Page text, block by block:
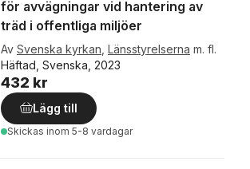
för avvägningar vid hantering av
träd i offentliga miljöer
Av Svenska kyrkan Länsstyrelserna m. fl.
Häftad, Svenska, 2023
432 kr
Lägg till
Skickas inom 5-8 vardagar